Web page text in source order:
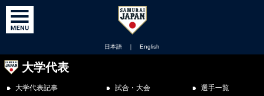
日本語 ｜ English
大学代表
大学代表記事 試合・大会 選手一覧